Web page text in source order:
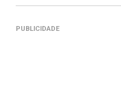
PUBLICIDADE